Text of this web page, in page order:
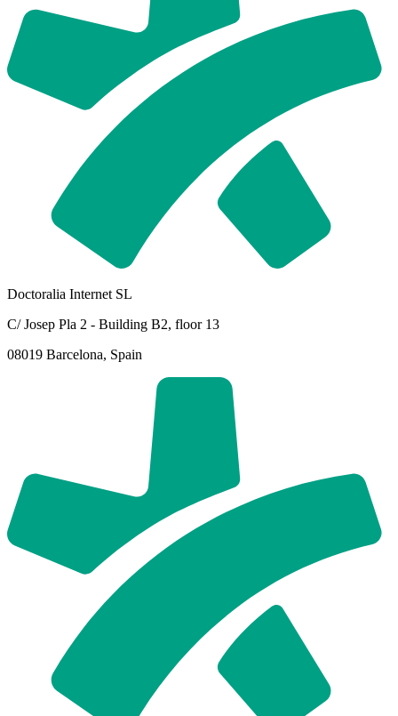
Doctoralia Internet SL
C/ Josep Pla 2 - Building B2, floor 13
08019 Barcelona, Spain